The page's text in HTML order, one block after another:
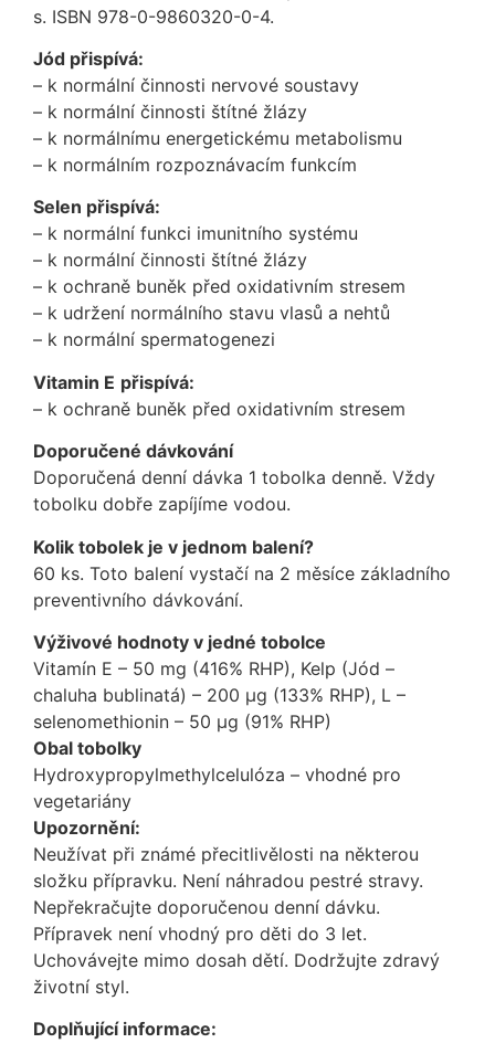
s. ISBN 978-0-9860320-0-4.
Jód přispívá:
– k normální činnosti nervové soustavy
– k normální činnosti štítné žlázy
– k normálnímu energetickému metabolismu
– k normálním rozpoznávacím funkcím
Selen přispívá:
– k normální funkci imunitního systému
– k normální činnosti štítné žlázy
– k ochraně buněk před oxidativním stresem
– k udržení normálního stavu vlasů a nehtů
– k normální spermatogenezi
Vitamin E přispívá:
– k ochraně buněk před oxidativním stresem
Doporučené dávkování
Doporučená denní dávka 1 tobolka denně. Vždy
tobolku dobře zapíjíme vodou.
Kolik tobolek je v jednom balení?
60 ks. Toto balení vystačí na 2 měsíce základního
preventivního dávkování.
Výživové hodnoty v jedné tobolce
Vitamín E – 50 mg (416% RHP), Kelp (Jód –
chaluha bublinatá) – 200 μg (133% RHP), L –
selenomethionin – 50 μg (91% RHP)
Obal tobolky
Hydroxypropylmethylcelulóza – vhodné pro
vegetariány
Upozornění:
Neužívat při známé přecitlivělosti na některou
složku přípravku. Není náhradou pestré stravy.
Nepřekračujte doporučenou denní dávku.
Přípravek není vhodný pro děti do 3 let.
Uchovávejte mimo dosah dětí. Dodržujte zdravý
životní styl.
Doplňující informace: